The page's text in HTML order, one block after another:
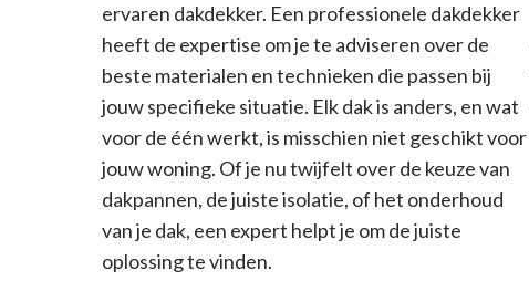
ervaren dakdekker. Een professionele dakdekker
heeft de expertise om je te adviseren over de
beste materialen en technieken die passen bij
jouw specifieke situatie. Elk dak is anders, en wat
voor de één werkt, is misschien niet geschikt voor
jouw woning. Of je nu twijfelt over de keuze van
dakpannen, de juiste isolatie, of het onderhoud
van je dak, een expert helpt je om de juiste
oplossing te vinden.